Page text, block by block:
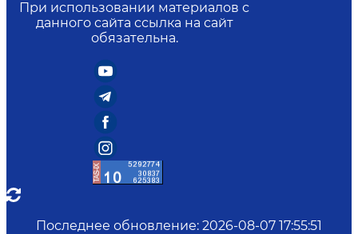
При использовании материалов с
данного сайта ссылка на сайт
обязательна.
Последнее обновление: 2026-08-07 17:55:51